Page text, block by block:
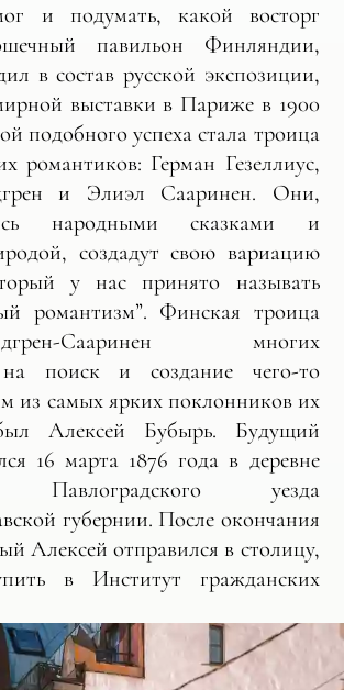
и подумать, какой восторг
павильон Финляндии,
в состав русской экспозиции,
выставки в Париже в 1900
подобного успеха стала троица
романтиков: Герман Гезеллиус,
и Элиэл Сааринен. Они,
народными сказками и
создадут свою вариацию
у нас принято называть
романтизм”. Финская троица
Сааринен многих
на поиск и создание чего-то
из самых ярких поклонников их
Алексей Бубырь. Будущий
16 марта 1876 года в деревне
Павлоградского уезда
губернии. После окончания
Алексей отправился в столицу,
в Институт гражданских